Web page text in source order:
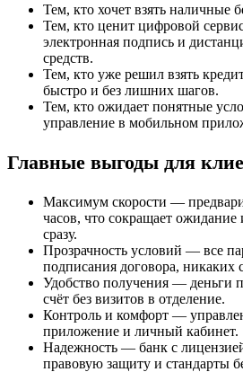
Тем, кто хочет взять наличные
Тем, кто ценит цифровой
электронная подпись и
средств.
Тем, кто уже решил взять
быстро и без лишних шагов.
Тем, кто ожидает понятные
управление в мобильном
Главные выгоды для
Максимум скорости —
часов, что сокращает ожидание
сразу.
Прозрачность условий — все
подписания договора, никаких
Удобство получения — деньги
счёт без визитов в отделение.
Контроль и комфорт —
приложение и личный кабинет.
Надежность — банк с
правовую защиту и стандарты